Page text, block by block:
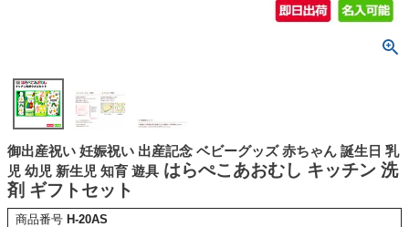
御出産祝い 妊娠祝い 出産記念 ベビーグッズ 赤ちゃん 誕生日 乳
児 幼児 新生児 知育 遊具 はらぺこあおむし キッチン 洗
剤 ギフトセット
商品番号 H-20AS